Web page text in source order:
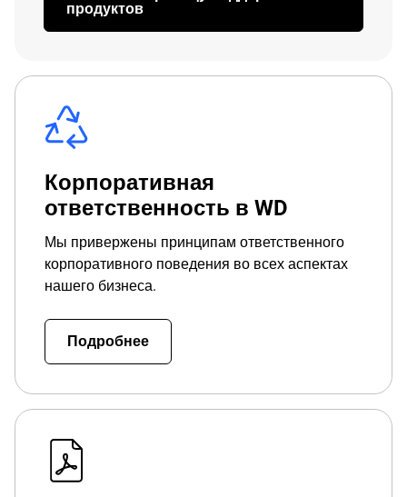
продуктов
Корпоративная
ответственность в WD
Мы привержены принципам ответственного
корпоративного поведения во всех аспектах
нашего бизнеса.
Подробнее